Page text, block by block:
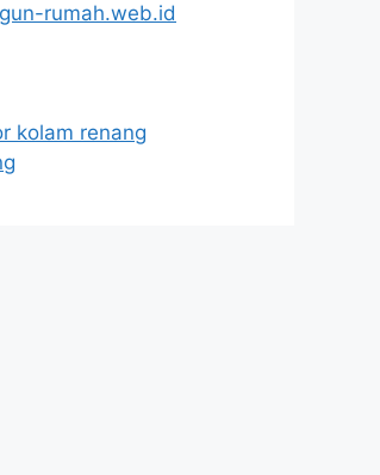
rumah.web.id
kolam renang